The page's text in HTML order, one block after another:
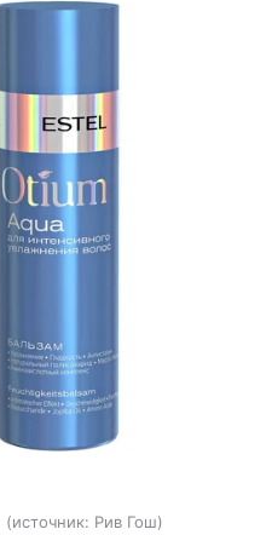
источник: Рив Гош